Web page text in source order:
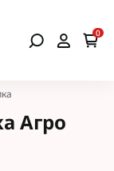
0
Агро